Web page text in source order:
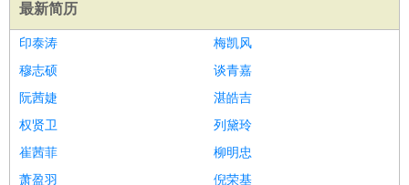
最新简历
印泰涛
梅凯风
穆志硕
谈青嘉
阮茜婕
湛皓吉
权贤卫
列黛玲
崔茜菲
柳明忠
萧盈羽
倪荣基